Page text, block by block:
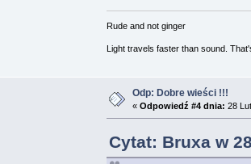
Rude and not ginger
Light travels faster than sound.
Odp: Dobre wieści !!!
« Odpowiedź #4 dnia: 28
Cytat: Bruxa w